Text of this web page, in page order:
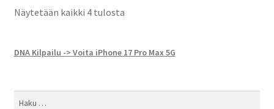
Näytetään kaikki 4 tulosta
DNA Kilpailu -> Voita iPhone 17 Pro Max 5G